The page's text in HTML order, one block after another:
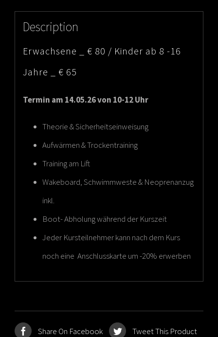
Description
Erwachsene _ € 80 / Kinder ab 8 -16
Jahre _ € 65
Termin am 14.05.26 von 10-12 Uhr
Theorie & Sicherheitseinweisung
Aufwärmen & Trockentraining
Training am Lift
Wakeboard, Schwimmweste & Neoprenanzug
inkl.
Boot- Abholung während der Kurszeit
Jeder Kursteilnehmer kann nach dem Kurs
noch eine Anschlusskarte um -20% erwerben
Share On Facebook Tweet This Product